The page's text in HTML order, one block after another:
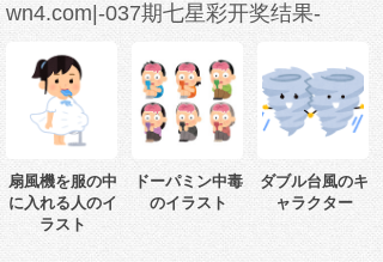
wn4.com|-037期七星彩开奖结果-
w3b2s1-2023年3月26日13时0分29秒-
fm4vsbqwr.com」の検索結果
扇風機を服の中
に入れる人のイ
ラスト
ドーパミン中毒
のイラスト
ダブル台風のキ
ャラクター